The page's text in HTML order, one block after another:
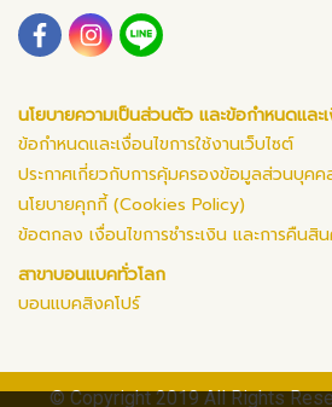
นโยบายความเป็นส่วนตัว และข้อกำหนดและ
ข้อกำหนดและเงื่อนไขการใช้งานเว็บไซต์
ประกาศเกี่ยวกับการคุ้มครองข้อมูลส่วนบุคค
นโยบายคุกกี้ (Cookies Policy)
ข้อตกลง เงื่อนไขการชำระเงิน และการคืนสิ
สาขาบอนแบคทั่วโลก
บอนแบคสิงคโปร์
© Copyright 2019 All Rights